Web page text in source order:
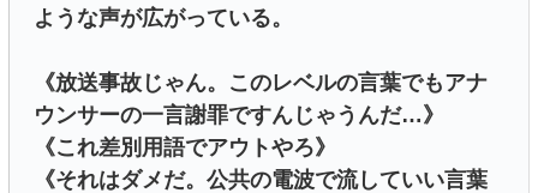
ような声が広がっている。
《放送事故じゃん。このレベルの言葉でもアナ
ウンサーの一言謝罪ですんじゃうんだ…》
《これ差別用語でアウトやろ》
《それはダメだ。公共の電波で流していい言葉